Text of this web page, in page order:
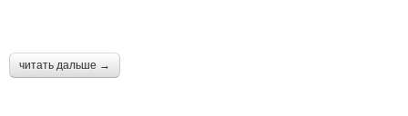
читать дальше →